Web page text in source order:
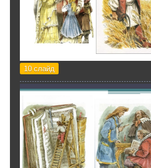
10 слайд